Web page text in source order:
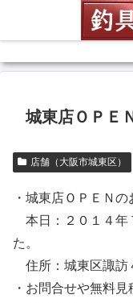
釣具を売るなら高価買取
ル、ロッド等、釣具なら何
城東店ＯＰＥ
店舗（大阪市城東区）
・城東店ＯＰＥＮの
本日：２０１４
た。
住所：城東区諏訪
・お問合せや無料